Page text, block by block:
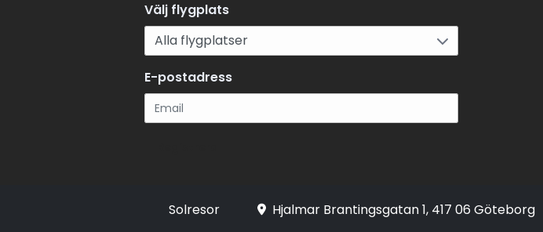
Välj flygplats
E-postadress
Solresor Hjalmar Brantingsgatan 1, 417 06 Göteborg